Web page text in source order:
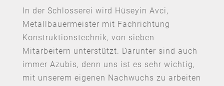
In der Schlosserei wird Hüseyin Avci,
Metallbauermeister mit Fachrichtung
Konstruktionstechnik, von sieben
Mitarbeitern unterstützt. Darunter sind auch
immer Azubis, denn uns ist es sehr wichtig,
mit unserem eigenen Nachwuchs zu arbeiten